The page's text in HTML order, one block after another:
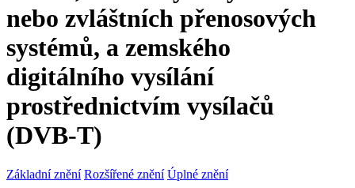
nebo zvláštních přenosových
systémů, a zemského
digitálního vysílání
prostřednictvím vysílačů
(DVB-T)
Základní znění Rozšířené znění Úplné znění